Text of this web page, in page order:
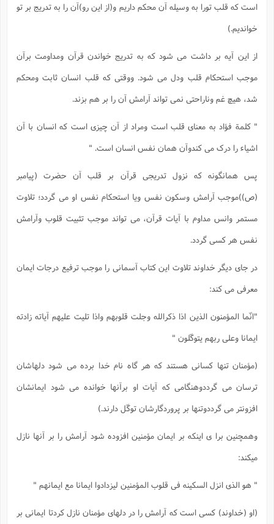
است که قلب تورا به وسیله آن محکم داریم و(از این رو)آن را به تدریج بر تو
خواندیم.)
از این آیه بر داشت می شود که به تدریج خواندن قرآن ومداومت برآن
موجب استحکام قلب ودل می شود. ووقتی که قلب انسان ثابت ومحکم
شد، هیچ غم وناراحتی نمی تواند آرامش آن را بر هم بزند.
" کلمة فؤاد به معنای قلب است ومراد از آن چیزی است که انسان با آن
اشیاء را درک می کندوآن همان نفس انسان است. "
پس همانگونه که نزول تدریجی قرآن بر قلب آن حضرت (پیامبر
(ص))موجب آرامش وسکون نفس ویا استحکام نفس او می گردد؛ تلاوت
مستمر وانس مداوم با آیات قرآن، می تواند موجب تثبیت قلوب وآرامش
نفس هر کسی گردد.
در جای دیگر خداوند تلاوت این کتاب آسمانی را موجب ترفیع درجات ایمان
معرفی می کند:
"انّما المؤمنون الذین اذا ذکرالله وجلت قلوبهم واذا تلیت علیهم آیاته زادته
ایمانا وعلی ربهم یتوکّلون "
(مؤمنان تنها کسانی هستند که هر گاه نام خدا برده می شود دلهاشان
ترسان می گرددوهنگامی که آیات او برآنها خوانده می شود ایمانشان
افزونتر می گرددوتنها بر پروردگارشان توکّل دارند.)
وهمچنین برا ی اینکه بر ایمان مؤمنین افزوده شود آرامش را بر آنها نازل
میکند:
" هو الذی انزل السکینه فی قلوب المؤمنین لیزدادوا ایمانا مع ایمانهم "
(او (خداوند) کسی است که آرامش را در دلهای مؤمنان نازل کردتا ایمانی بر